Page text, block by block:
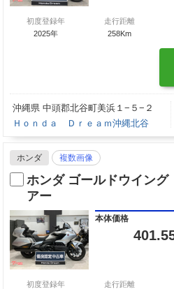
初度登録年
2025年
走行距離
258Km
沖縄県 中頭郡北谷町美浜１−５−２
Ｈｏｎｄａ Ｄｒｅａｍ沖縄北谷
ホンダ 複数画像
ホンダ ゴールドウイン
アー
本体価格
初度登録年
走行距離